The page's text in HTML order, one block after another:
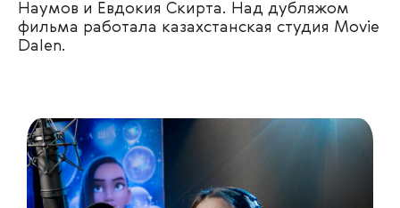
Наумов и Евдокия Скирта. Над дубляжом
фильма работала казахстанская студия Movie
Dalen.